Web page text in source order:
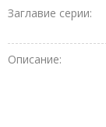
Заглавие серии:
Описание: